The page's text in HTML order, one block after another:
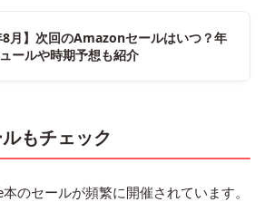
8月】次回のAmazonセールはいつ？年
ールや時期予想も紹介
もチェック
のセールが頻繁に開催されています。